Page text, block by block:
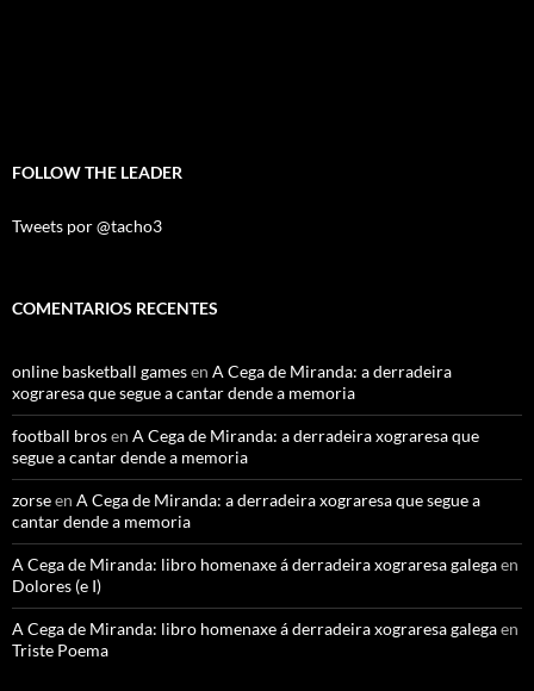
FOLLOW THE LEADER
Tweets por @tacho3
COMENTARIOS RECENTES
online basketball gamesen A Cega de Miranda: a derradeira
xograresa que segue a cantar dende a memoria
football brosen A Cega de Miranda: a derradeira xograresa que
segue a cantar dende a memoria
zorseen A Cega de Miranda: a derradeira xograresa que segue a
cantar dende a memoria
A Cega de Miranda: libro homenaxe á derradeira xograresa galegaen
Dolores (e I)
A Cega de Miranda: libro homenaxe á derradeira xograresa galegaen
Triste Poema